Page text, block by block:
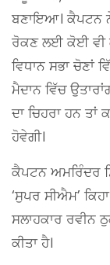
ਬਣਾਇਆ। ਕੈਪਟਨ
ਰੋਕਣ ਲਈ ਕੋਈ ਵੀ
ਵਿਧਾਨ ਸਭਾ ਚੋਣਾਂ
ਮੈਦਾਨ ਵਿੱਚ
ਦਾ ਚਿਹਰਾ ਹਨ
ਹੋਵੇਗੀ।
ਕੈਪਟਨ ਅਮਰਿੰਦਰ
‘ਸੁਪਰ ਸੀਐਮ’
ਸਲਾਹਕਾਰ ਰਵੀਨ
ਕੀਤਾ ਹੈ।